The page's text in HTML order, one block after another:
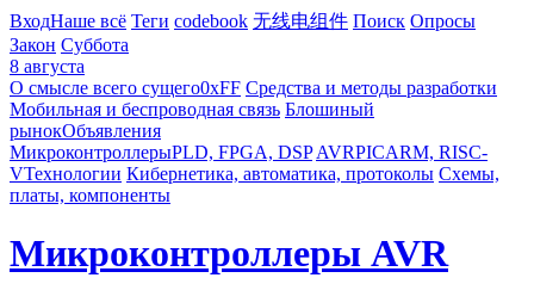
ВходНаше всё Теги codebook 无线电组件 Поиск Опросы
Закон Суббота
8 августа
О смысле всего сущего0xFF Средства и методы разработки
Мобильная и беспроводная связь Блошиный
рынокОбъявления
МикроконтроллерыPLD, FPGA, DSP AVRPICARM, RISC-
VТехнологии Кибернетика, автоматика, протоколы Схемы,
платы, компоненты
Микроконтроллеры AVR